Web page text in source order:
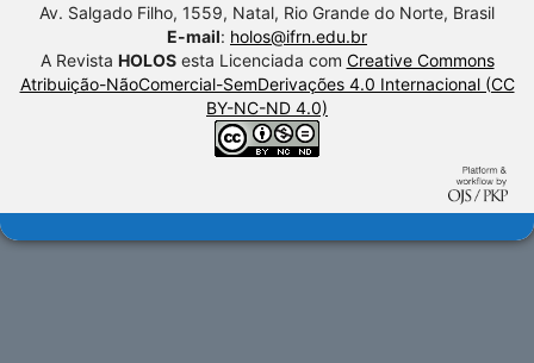
Av. Salgado Filho, 1559, Natal, Rio Grande do Norte, Brasil
E-mail: holos@ifrn.edu.br
A Revista HOLOSesta Licenciada com Creative Commons
Atribuição-NãoComercial-SemDerivações 4.0 Internacional (CC
BY-NC-ND 4.0)